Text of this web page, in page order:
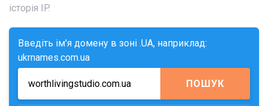
історія IP.
Введіть ім'я домену в зоні .UA, наприклад:
ukrnames.com.ua
ПОШУК